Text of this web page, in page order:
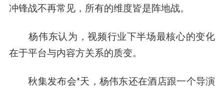
冲锋战不再常见，所有的维度皆是阵地战。
杨伟东认为，视频行业下半场最核心的变化
在于平台与内容方关系的质变。
秋集发布会*天，杨伟东还在酒店跟一个导演